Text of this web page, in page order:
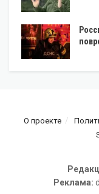
О проекте
Реклама: